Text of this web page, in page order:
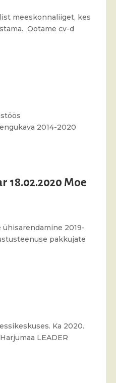
meeskonnaliiget, kes
Ootame cv-d
2014-2020
Moe
2019-
pakkujate
Ka 2020.
LEADER